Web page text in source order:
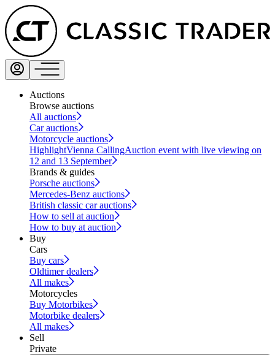
Auctions
Browse auctions
All auctions
Car auctions
Motorcycle auctions
HighlightVienna CallingAuction event with live viewing on
12 and 13 September
Brands & guides
Porsche auctions
Mercedes-Benz auctions
British classic car auctions
How to sell at auction
How to buy at auction
Buy
Cars
Buy cars
Oldtimer dealers
All makes
Motorcycles
Buy Motorbikes
Motorbike dealers
All makes
Sell
Private